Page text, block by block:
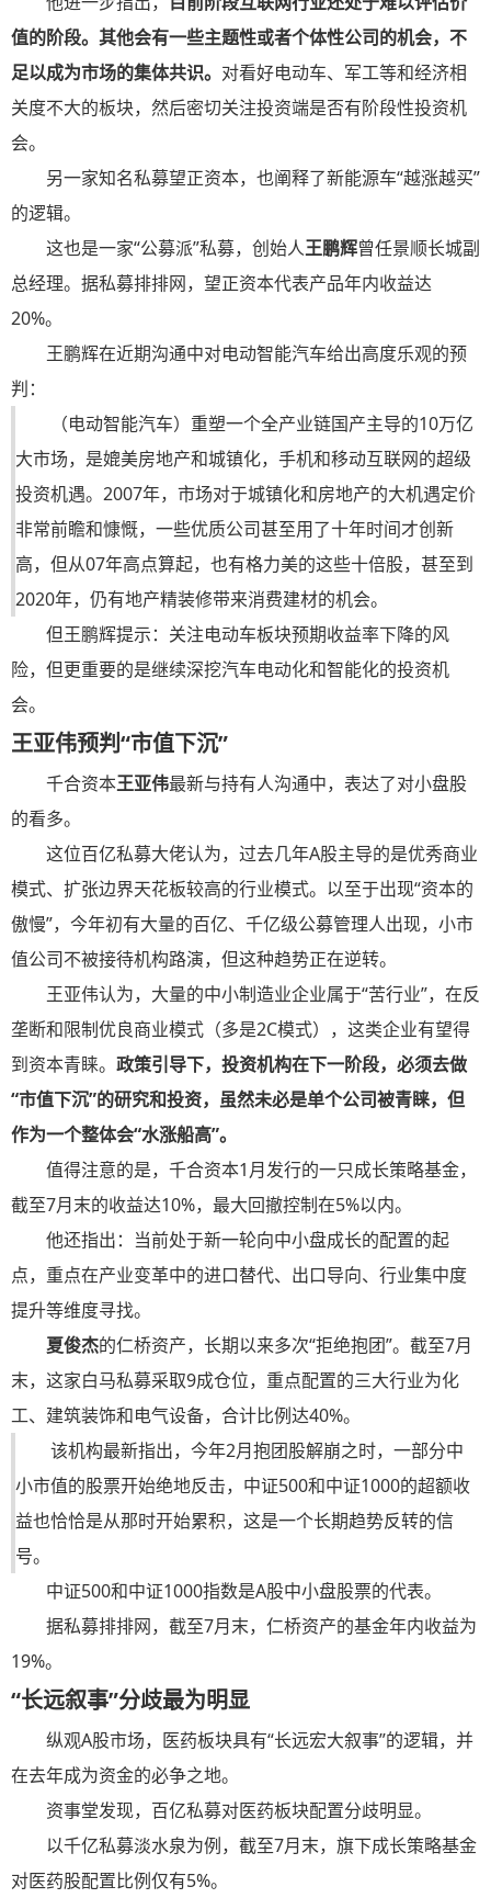
值的阶段。其他会有一些主题性或者个体性公司的机会，不
足以成为市场的集体共识。 对看好电动车、军工等和经济相
关度不大的板块，然后密切关注投资端是否有阶段性投资机
会。
另一家知名私募望正资本，也阐释了新能源车“越涨越买”
的逻辑。
这也是一家“公募派”私募，创始人王鹏辉曾任景顺长城副
总经理。据私募排排网，望正资本代表产品年内收益达
20%。
王鹏辉在近期沟通中对电动智能汽车给出高度乐观的预
判：
（电动智能汽车）重塑一个全产业链国产主导的10万亿
大市场，是媲美房地产和城镇化，手机和移动互联网的超级
投资机遇。2007年，市场对于城镇化和房地产的大机遇定价
非常前瞻和慷慨，一些优质公司甚至用了十年时间才创新
高，但从07年高点算起，也有格力美的这些十倍股，甚至到
2020年，仍有地产精装修带来消费建材的机会。
但王鹏辉提示：关注电动车板块预期收益率下降的风
险，但更重要的是继续深挖汽车电动化和智能化的投资机
会。
王亚伟预判“市值下沉”
千合资本王亚伟最新与持有人沟通中，表达了对小盘股
的看多。
这位百亿私募大佬认为，过去几年A股主导的是优秀商业
模式、扩张边界天花板较高的行业模式。以至于出现“资本的
傲慢”，今年初有大量的百亿、千亿级公募管理人出现，小市
值公司不被接待机构路演，但这种趋势正在逆转。
王亚伟认为，大量的中小制造业企业属于“苦行业”，在反
垄断和限制优良商业模式（多是2C模式），这类企业有望得
到资本青睐。 政策引导下，投资机构在下一阶段，必须去做
“市值下沉”的研究和投资，虽然未必是单个公司被青睐，但
作为一个整体会“水涨船高”。
值得注意的是，千合资本1月发行的一只成长策略基金，
截至7月末的收益达10%，最大回撤控制在5%以内。
他还指出：当前处于新一轮向中小盘成长的配置的起
点，重点在产业变革中的进口替代、出口导向、行业集中度
提升等维度寻找。
夏俊杰的仁桥资产，长期以来多次“拒绝抱团”。截至7月
末，这家白马私募采取9成仓位，重点配置的三大行业为化
工、建筑装饰和电气设备，合计比例达40%。
该机构最新指出，今年2月抱团股解崩之时，一部分中
小市值的股票开始绝地反击，中证500和中证1000的超额收
益也恰恰是从那时开始累积，这是一个长期趋势反转的信
号。
中证500和中证1000指数是A股中小盘股票的代表。
据私募排排网，截至7月末，仁桥资产的基金年内收益为
19%。
“长远叙事”分歧最为明显
纵观A股市场，医药板块具有“长远宏大叙事”的逻辑，并
在去年成为资金的必争之地。
资事堂发现，百亿私募对医药板块配置分歧明显。
以千亿私募淡水泉为例，截至7月末，旗下成长策略基金
对医药股配置比例仅有5%。